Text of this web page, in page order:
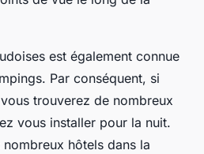
est également connue
Par conséquent, si
trouverez de nombreux
vous installer pour la nuit.
hôtels dans la